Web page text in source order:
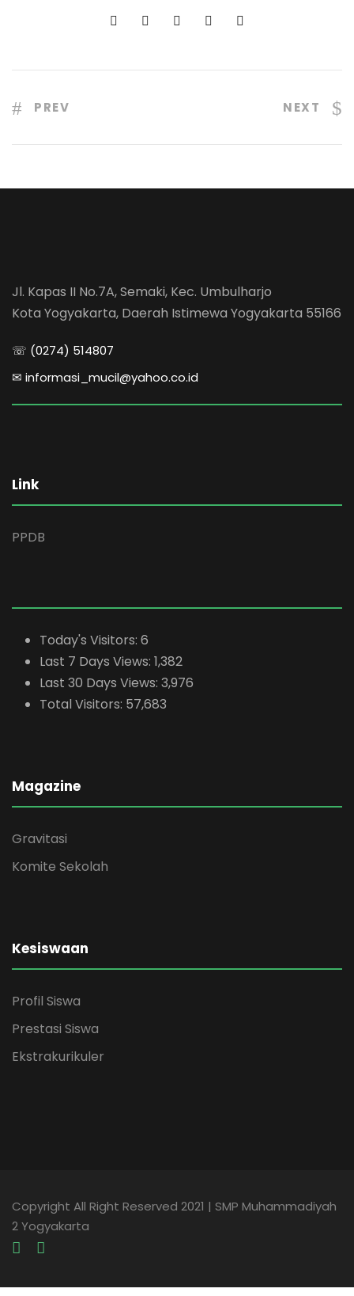
PREV NEXT
Jl. Kapas II No.7A, Semaki, Kec. Umbulharjo
Kota Yogyakarta, Daerah Istimewa Yogyakarta 55166
☏ (0274) 514807
✉ informasi_mucil@yahoo.co.id
Link
PPDB
Today's Visitors: 6
Last 7 Days Views: 1,382
Last 30 Days Views: 3,976
Total Visitors: 57,683
Magazine
Gravitasi
Komite Sekolah
Kesiswaan
Profil Siswa
Prestasi Siswa
Ekstrakurikuler
Copyright All Right Reserved 2021 | SMP Muhammadiyah
2 Yogyakarta